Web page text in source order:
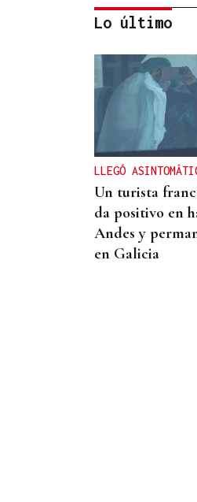
CONTROL DE
A Limia, “zona
censo das aves
Lo último
LLEGÓ
Un turista
da positivo en
Andes y
en Galicia